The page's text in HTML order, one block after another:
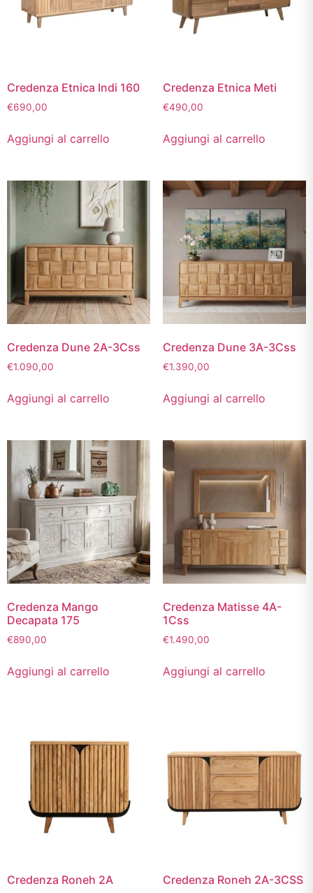
Credenza Etnica Indi 160
€690,00
Aggiungi al carrello
Credenza Etnica Meti
€490,00
Aggiungi al carrello
Credenza Dune 2A-3Css
€1.090,00
Aggiungi al carrello
Credenza Dune 3A-3Css
€1.390,00
Aggiungi al carrello
Credenza Mango
Decapata 175
€890,00
Aggiungi al carrello
Credenza Matisse 4A-
1Css
€1.490,00
Aggiungi al carrello
Credenza Roneh 2A Credenza Roneh 2A-3CSS